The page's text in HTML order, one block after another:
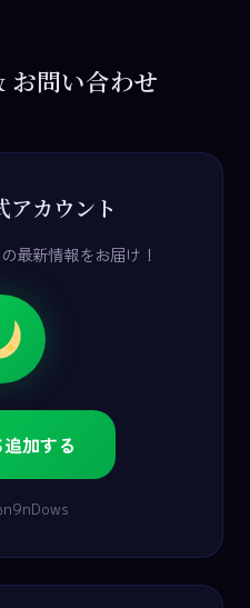
問い合わせ
カウント
最新情報をお届け！
加する